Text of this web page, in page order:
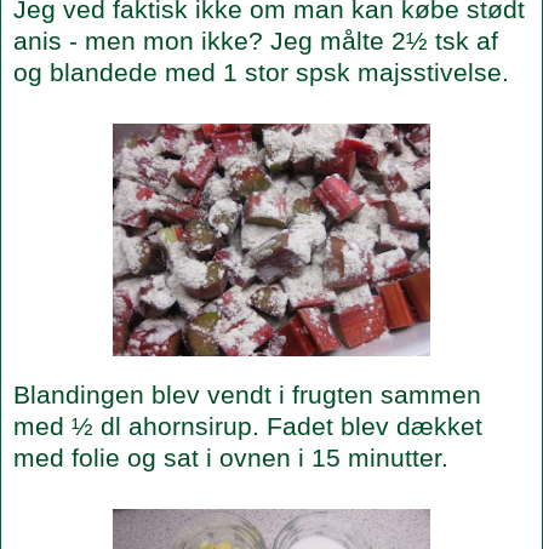
Jeg ved faktisk ikke om man kan købe stødt
anis - men mon ikke? Jeg målte 2½ tsk af
og blandede med 1 stor spsk majsstivelse.
Blandingen blev vendt i frugten sammen
med ½ dl ahornsirup. Fadet blev dækket
med folie og sat i ovnen i 15 minutter.